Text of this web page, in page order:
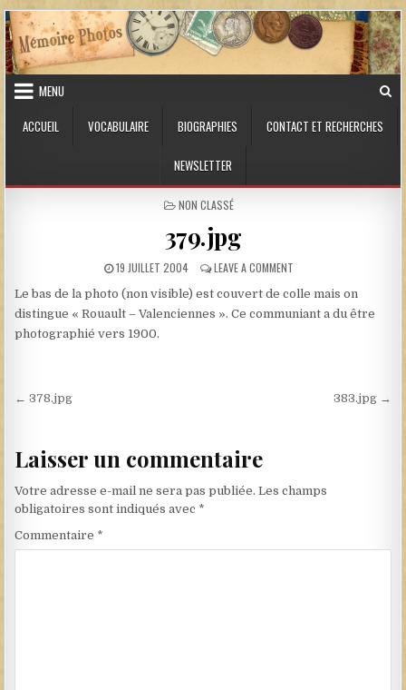
Skip to content
MENU
ACCUEIL
VOCABULAIRE BIOGRAPHIES CONTACT ET RECHERCHES
NEWSLETTER
POSTED IN
NON CLASSÉ
379.jpg
PUBLISHED DATE:
19 JUILLET 2004 LEAVE A COMMENTON 379.JPG
Le bas de la photo (non visible) est couvert de colle mais on
distingue « Rouault – Valenciennes ». Ce communiant a du être
photographié vers 1900.
Navigation de l’article
← 378.jpg 383.jpg →
Laisser un commentaire
Votre adresse e-mail ne sera pas publiée. Les champs
obligatoires sont indiqués avec *
Commentaire *